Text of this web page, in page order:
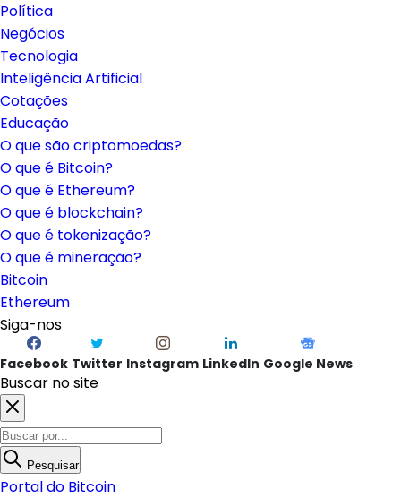
Política
Negócios
Tecnologia
Inteligência Artificial
Cotações
Educação
O que são criptomoedas?
O que é Bitcoin?
O que é Ethereum?
O que é blockchain?
O que é tokenização?
O que é mineração?
Bitcoin
Ethereum
Siga-nos
Facebook Twitter Instagram LinkedIn Google News
Buscar no site
Pesquisar
Portal do Bitcoin